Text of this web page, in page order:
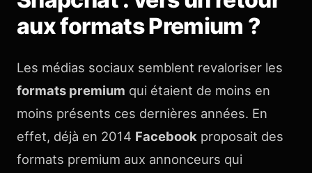
aux formats Premium ?
Les médias sociaux semblent revaloriser les
formats premium qui étaient de moins en
moins présents ces dernières années. En
effet, déjà en 2014 Facebook proposait des
formats premium aux annonceurs qui